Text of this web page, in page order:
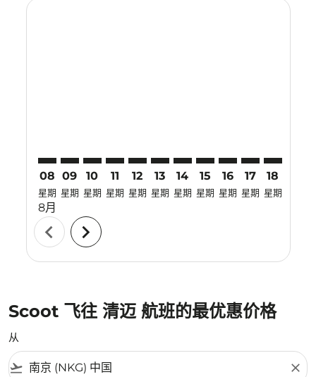
08
星期
8月
09
星期
10
星期
11
星期
12
星期
13
星期
14
星期
15
星期
16
星期
17
星期
18
星期
chevron_left chevron_right
Scoot 飞往 清迈 航班的最优惠价格
从
flight_takeoff close